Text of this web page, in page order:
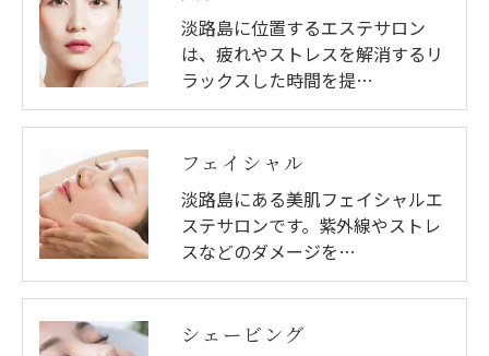
淡路島に位置するエステサロン
は、疲れやストレスを解消するリ
ラックスした時間を提…
フェイシャル
淡路島にある美肌フェイシャルエ
ステサロンです。紫外線やストレ
スなどのダメージを…
シェービング